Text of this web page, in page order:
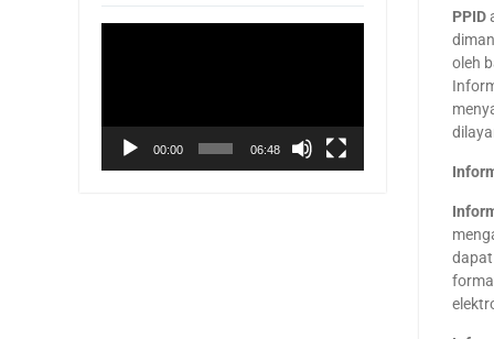
PPID
oleh
dapat
00:00 06:48